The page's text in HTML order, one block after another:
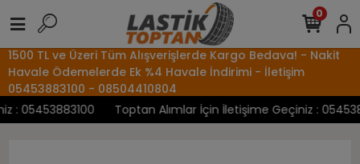
1500 TL ve Üzeri Tüm Alışverişlerde Kargo Bedava! - Nakit
Havale Ödemelerde Ek %4 Havale İndirimi - İletişim
05453883100 - 08504410804
Toptan Alımlar İçin İletişime Geçiniz :
0